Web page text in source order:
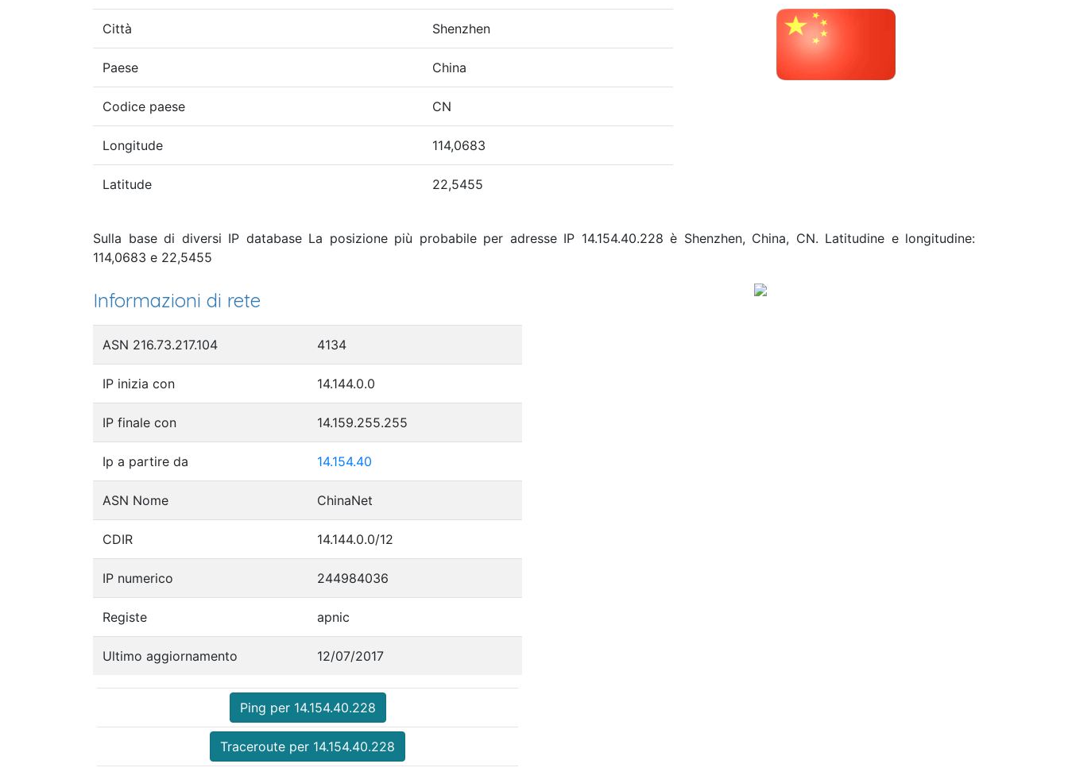
Città Shenzhen
Paese China
Codice paese CN
Longitude 114,0683
Latitude 22,5455
Sulla base di diversi IP database La posizione più probabile per adresse IP 14.154.40.228 è Shenzhen, China, CN. Latitudine e longitudine:
114,0683 e 22,5455
Informazioni di rete
ASN 216.73.217.104 4134
IP inizia con 14.144.0.0
IP finale con 14.159.255.255
Ip a partire da 14.154.40
ASN Nome ChinaNet
CDIR 14.144.0.0/12
IP numerico 244984036
Registe apnic
Ultimo aggiornamento 12/07/2017
Ping per 14.154.40.228
Traceroute per 14.154.40.228